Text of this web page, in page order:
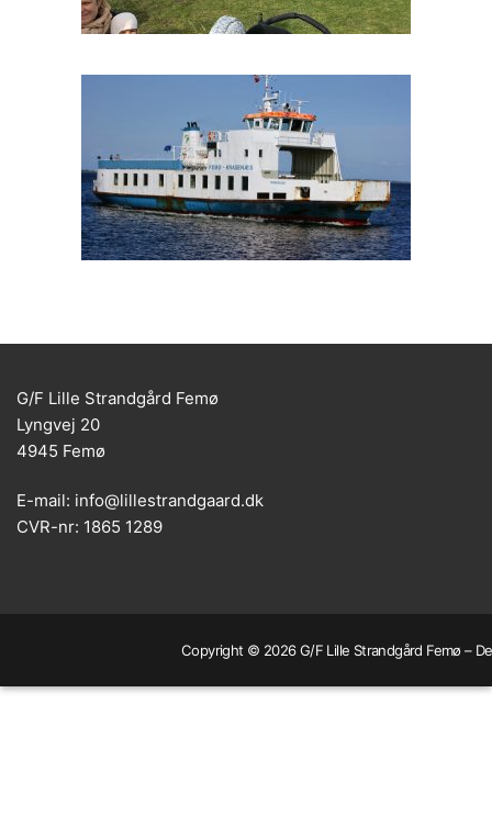
G/F Lille Strandgård Femø
Lyngvej 20
4945 Femø
E-mail: info@lillestrandgaard.dk
CVR-nr: 1865 1289
Copyright © 2026 G/F Lille Strandgård Femø –